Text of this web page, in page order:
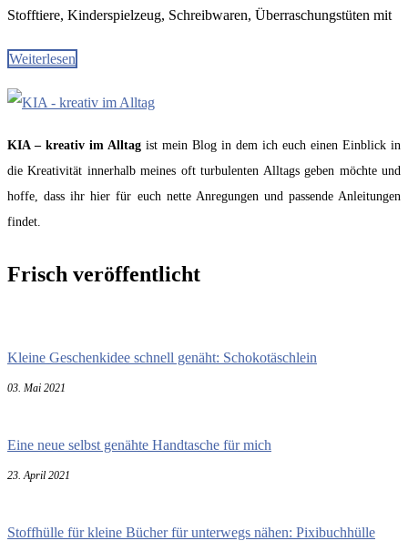
Stofftiere, Kinderspielzeug, Schreibwaren, Überraschungstüten mit
Weiterlesen
KIA – kreativ im Alltag ist mein Blog in dem ich euch einen Einblick in
die Kreativität innerhalb meines oft turbulenten Alltags geben möchte und
hoffe, dass ihr hier für euch nette Anregungen und passende Anleitungen
findet.
Frisch veröffentlicht
Kleine Geschenkidee schnell genäht: Schokotäschlein
03. Mai 2021
Eine neue selbst genähte Handtasche für mich
23. April 2021
Stoffhülle für kleine Bücher für unterwegs nähen: Pixibuchhülle